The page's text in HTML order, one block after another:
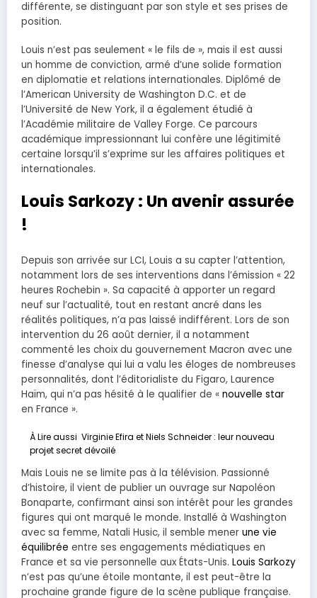
différente, se distinguant par son style et ses prises de
position.
Louis n’est pas seulement « le fils de », mais il est aussi
un homme de conviction, armé d’une solide formation
en diplomatie et relations internationales. Diplômé de
l’American University de Washington D.C. et de
l’Université de New York, il a également étudié à
l’Académie militaire de Valley Forge. Ce parcours
académique impressionnant lui confère une légitimité
certaine lorsqu’il s’exprime sur les affaires politiques et
internationales.
Louis Sarkozy : Un avenir assurée
!
Depuis son arrivée sur LCI, Louis a su capter l’attention,
notamment lors de ses interventions dans l’émission « 22
heures Rochebin ». Sa capacité à apporter un regard
neuf sur l’actualité, tout en restant ancré dans les
réalités politiques, n’a pas laissé indifférent. Lors de son
intervention du 26 août dernier, il a notamment
commenté les choix du gouvernement Macron avec une
finesse d’analyse qui lui a valu les éloges de nombreuses
personnalités, dont l’éditorialiste du Figaro, Laurence
Haïm, qui n’a pas hésité à le qualifier de « nouvelle star
en France ».
À Lire aussi Virginie Efira et Niels Schneider : leur nouveau
projet secret dévoilé
Mais Louis ne se limite pas à la télévision. Passionné
d’histoire, il vient de publier un ouvrage sur Napoléon
Bonaparte, confirmant ainsi son intérêt pour les grandes
figures qui ont marqué le monde. Installé à Washington
avec sa femme, Natali Husic, il semble mener une vie
équilibrée entre ses engagements médiatiques en
France et sa vie personnelle aux États-Unis. Louis Sarkozy
n’est pas qu’une étoile montante, il est peut-être la
prochaine grande figure de la scène publique française.